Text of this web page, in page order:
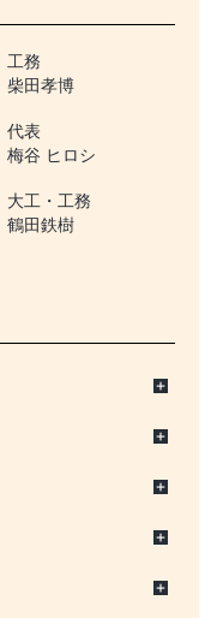
工務
柴田孝博
代表
梅谷 ヒロシ
大工・工務
鶴田鉄樹